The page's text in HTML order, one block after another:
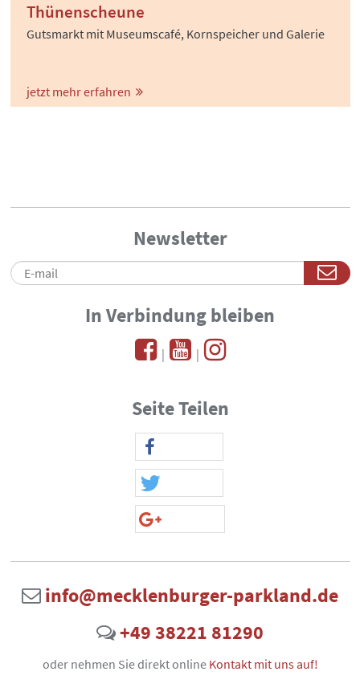
Thünenscheune
Gutsmarkt mit Museumscafé, Kornspeicher und Galerie
jetzt mehr erfahren
Newsletter
In Verbindung bleiben
| |
Seite Teilen
info@mecklenburger-parkland.de
+49 38221 81290
oder nehmen Sie direkt online Kontakt mit uns auf!